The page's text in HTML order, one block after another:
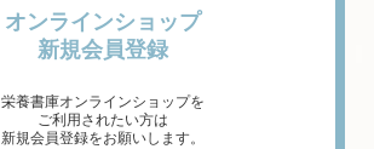
オンラインショップ
新規会員登録
栄養書庫オンラインショップを
ご利用されたい方は
新規会員登録をお願いします。